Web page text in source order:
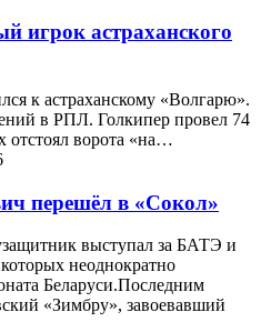
игрок астраханского
к астраханскому «Волгарю».
в РПЛ. Голкипер провел 74
отстоял ворота «на…
перешёл в «Сокол»
выступал за БАТЭ и
неоднократно
Беларуси.Последним
«Зимбру», завоевавший